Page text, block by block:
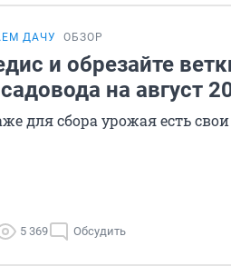
ДАЧУ ОБЗОР
и обрезайте
на август
для сбора урожая есть
5 369 Обсудить